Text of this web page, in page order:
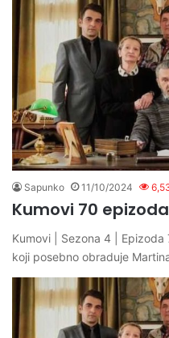
Sapunko 11/10/2024
Kumovi 70
Kumovi | Sezona 4 |
koji posebno obraduje